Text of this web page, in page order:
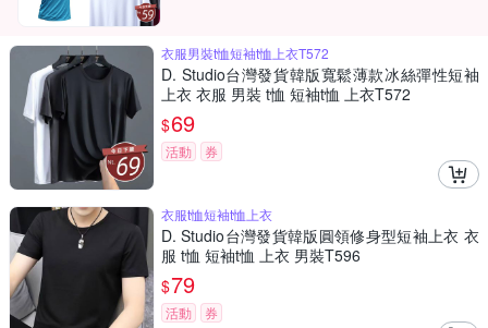
衣服男裝t恤短袖t恤上衣T572
D. Studio台灣發貨韓版寬鬆薄款冰絲彈性短袖
上衣 衣服 男裝 t恤 短袖t恤 上衣T572
$69
活動 券
衣服t恤短袖t恤上衣
D. Studio台灣發貨韓版圓領修身型短袖上衣 衣
服 t恤 短袖t恤 上衣 男裝T596
$79
活動 券